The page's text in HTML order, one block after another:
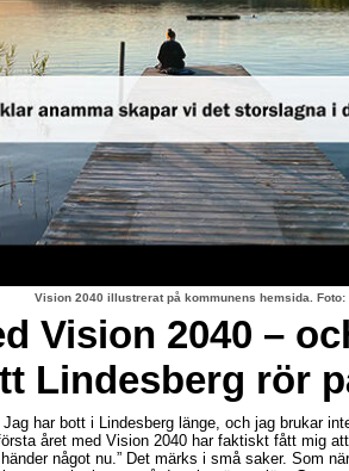
Vision 2040 illustrerat på kommunens hemsida.
Vision 2040 –
Lindesberg rör
Jag har bott i Lindesberg länge, och jag brukar
året med Vision 2040 har faktiskt fått mig
något nu.” Det märks i små saker. Som